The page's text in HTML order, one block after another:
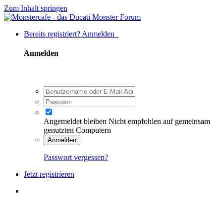
Zum Inhalt springen
Bereits registriert? Anmelden
Anmelden
Angemeldet bleiben Nicht empfohlen auf gemeinsam
genutzten Computern
Anmelden
Passwort vergessen?
Jetzt registrieren